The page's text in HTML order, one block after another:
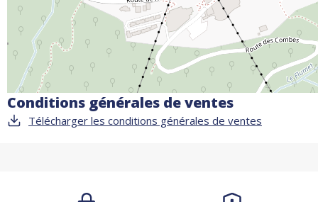
Conditions générales de ventes
Télécharger les conditions générales de ventes